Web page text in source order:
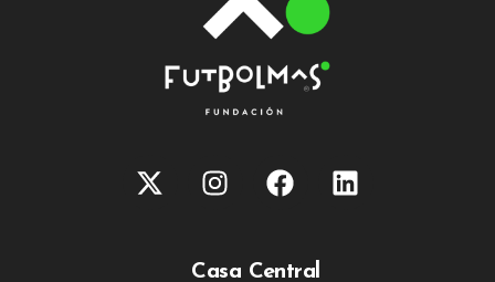
Casa Central